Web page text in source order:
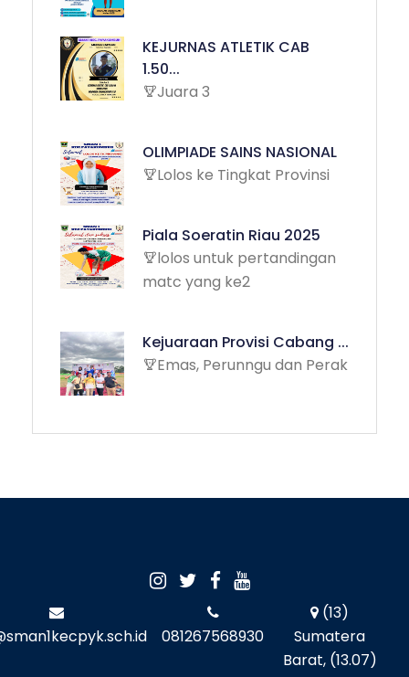
KEJURNAS ATLETIK CAB
1.50...
Juara 3
OLIMPIADE SAINS NASIONAL
Lolos ke Tingkat Provinsi
Piala Soeratin Riau 2025
lolos untuk pertandingan
matc yang ke2
Kejuaraan Provisi Cabang ...
Emas, Perunngu dan Perak
081267568930
(13)
Sumatera
Barat, (13.07)